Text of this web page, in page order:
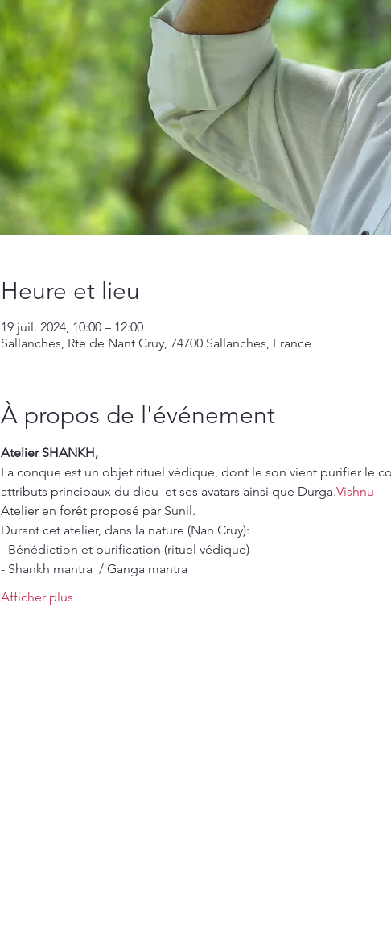
Heure et lieu
19 juil. 2024, 10:00 – 12:00
Sallanches, Rte de Nant Cruy, 74700 Sallanches, France
À propos de l'événement
Atelier SHANKH,
La conque est un objet rituel védique, dont le son vient purifier le
attributs principaux du dieu et ses avatars ainsi que Durga.Vishnu
Atelier en forêt proposé par Sunil.
Durant cet atelier, dans la nature (Nan Cruy):
- Bénédiction et purification (rituel védique)
- Shankh mantra  / Ganga mantra
Afficher plus